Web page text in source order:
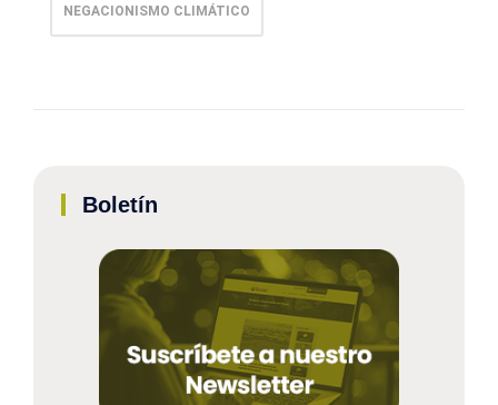
NEGACIONISMO CLIMÁTICO
Boletín